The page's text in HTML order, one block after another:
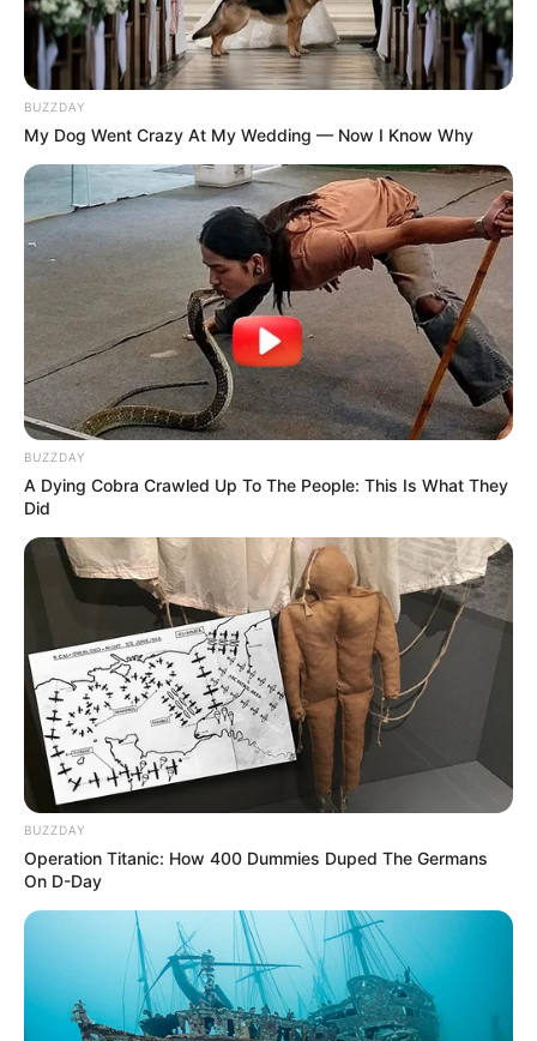
BUZZDAY
My Dog Went Crazy At My Wedding — Now I Know Why
BUZZDAY
A Dying Cobra Crawled Up To The People: This Is What They
Did
BUZZDAY
Operation Titanic: How 400 Dummies Duped The Germans
On D-Day